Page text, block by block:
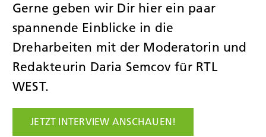
Gerne geben wir Dir hier ein paar
spannende Einblicke in die
Dreharbeiten mit der Moderatorin und
Redakteurin Daria Semcov für RTL
WEST.
JETZT INTERVIEW ANSCHAUEN!